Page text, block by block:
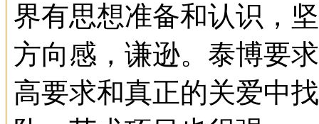
界有思想准备和认识，
方向感，谦逊。泰博要
高要求和真正的关爱中